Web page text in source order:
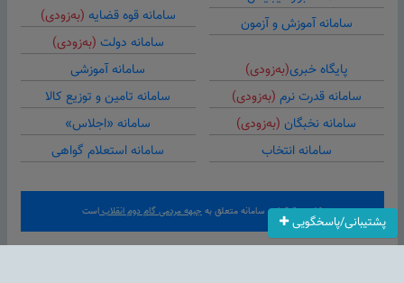
پشتیبانی/پاسخگویی
سامانه آموزش و آزمون
سامانه قوه قضایه (به‌زودی)
سامانه دولت (به‌زودی)
پایگاه خبری(به‌زودی)
سامانه قدرت نرم (به‌زودی)
سامانه نخبگان (به‌زودی)
سامانه انتخاب
سامانه آموزشی
سامانه تامین و توزیع کالا
سامانه «اجلاس»
سامانه استعلام گواهی
کلیه حقوق این سامانه متعلق به جبهه مردمی گام دوم انقلاباست